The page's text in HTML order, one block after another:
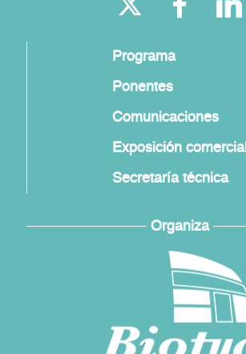
Programa
Ponentes
Comunicaciones
Exposición comercial
Secretaría técnica
Organiza